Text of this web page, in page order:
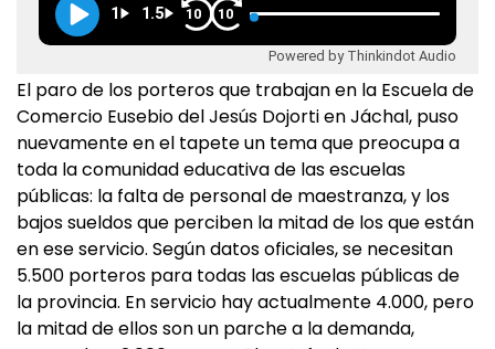
1 1.5 10 10
Powered by Thinkindot Audio
El paro de los porteros que trabajan en la Escuela de
Comercio Eusebio del Jesús Dojorti en Jáchal, puso
nuevamente en el tapete un tema que preocupa a
toda la comunidad educativa de las escuelas
públicas: la falta de personal de maestranza, y los
bajos sueldos que perciben la mitad de los que están
en ese servicio. Según datos oficiales, se necesitan
5.500 porteros para todas las escuelas públicas de
la provincia. En servicio hay actualmente 4.000, pero
la mitad de ellos son un parche a la demanda,